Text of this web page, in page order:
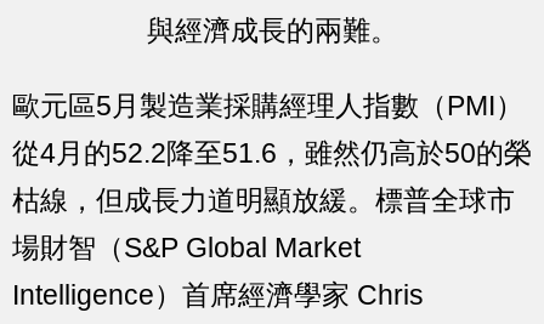
與經濟成長的兩難。
歐元區5月製造業採購經理人指數（PMI）
從4月的52.2降至51.6，雖然仍高於50的榮
枯線，但成長力道明顯放緩。標普全球市
場財智（S&P Global Market
Intelligence）首席經濟學家 Chris